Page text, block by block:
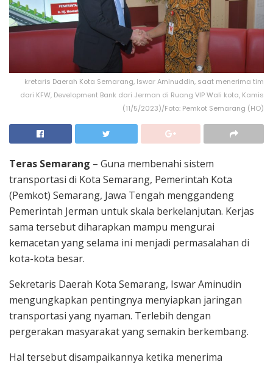
kretaris Daerah Kota Semarang, Iswar Aminuddin, saat menerima tim
dari KFW, Development Bank dari Jerman di Ruang VIP Wali kota, Kamis
(11/5/2023)/Foto: Pemkot Semarang (HO)
Teras Semarang – Guna membenahi sistem
transportasi di Kota Semarang, Pemerintah Kota
(Pemkot) Semarang, Jawa Tengah menggandeng
Pemerintah Jerman untuk skala berkelanjutan. Kerjas
sama tersebut diharapkan mampu mengurai
kemacetan yang selama ini menjadi permasalahan di
kota-kota besar.
Sekretaris Daerah Kota Semarang, Iswar Aminudin
mengungkapkan pentingnya menyiapkan jaringan
transportasi yang nyaman. Terlebih dengan
pergerakan masyarakat yang semakin berkembang.
Hal tersebut disampaikannya ketika menerima